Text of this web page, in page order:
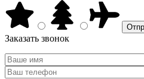
Заказать звонок